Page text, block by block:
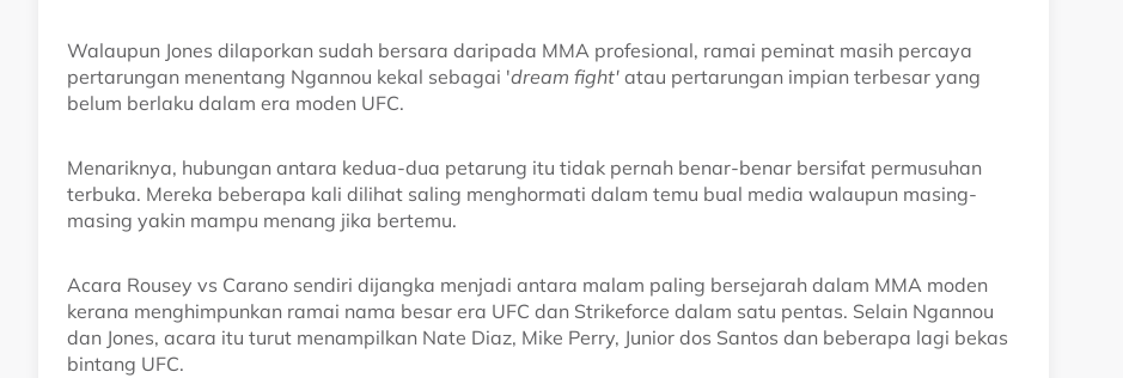
Walaupun Jones dilaporkan sudah bersara daripada MMA profesional, ramai peminat masih percaya
pertarungan menentang Ngannou kekal sebagai 'dream fight' atau pertarungan impian terbesar yang
belum berlaku dalam era moden UFC.
Menariknya, hubungan antara kedua-dua petarung itu tidak pernah benar-benar bersifat permusuhan
terbuka. Mereka beberapa kali dilihat saling menghormati dalam temu bual media walaupun masing-
masing yakin mampu menang jika bertemu.
Acara Rousey vs Carano sendiri dijangka menjadi antara malam paling bersejarah dalam MMA moden
kerana menghimpunkan ramai nama besar era UFC dan Strikeforce dalam satu pentas. Selain Ngannou
dan Jones, acara itu turut menampilkan Nate Diaz, Mike Perry, Junior dos Santos dan beberapa lagi bekas
bintang UFC.